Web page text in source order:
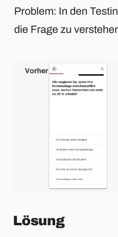
Problem: In den
die Frage zu
Lösung